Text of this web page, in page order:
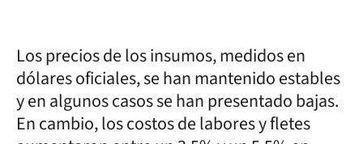
Los precios de los insumos, medidos en
dólares oficiales, se han mantenido estables
y en algunos casos se han presentado bajas.
En cambio, los costos de labores y fletes